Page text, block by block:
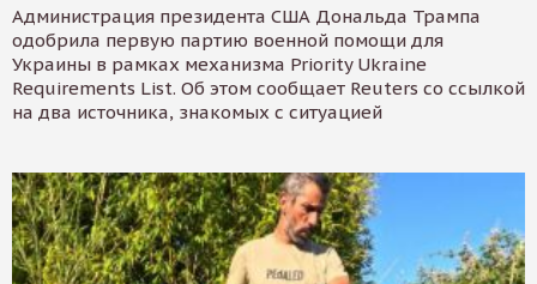
Администрация президента США Дональда Трампа
одобрила первую партию военной помощи для
Украины в рамках механизма Priority Ukraine
Requirements List. Об этом сообщает Reuters со ссылкой
на два источника, знакомых с ситуацией